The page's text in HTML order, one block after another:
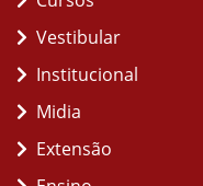
Vestibular
Institucional
Midia
Extensão